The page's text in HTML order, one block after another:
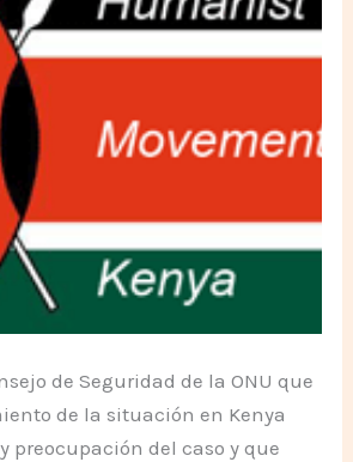
de Seguridad de la ONU que
de la situación en Kenya
preocupación del caso y que